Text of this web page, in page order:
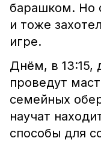
барашком. Но
и тоже
игре.
Днём, в 13:15,
проведут
семейных
научат
способы для